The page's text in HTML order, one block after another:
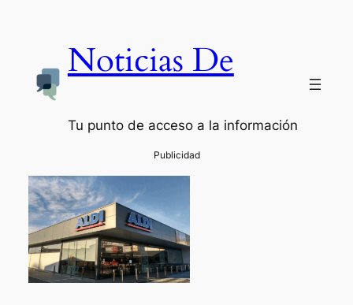
Noticias De
Tu punto de acceso a la información